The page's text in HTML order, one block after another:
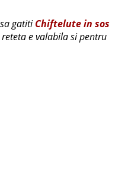
gatitiChiftelute in sos
e valabila si pentru